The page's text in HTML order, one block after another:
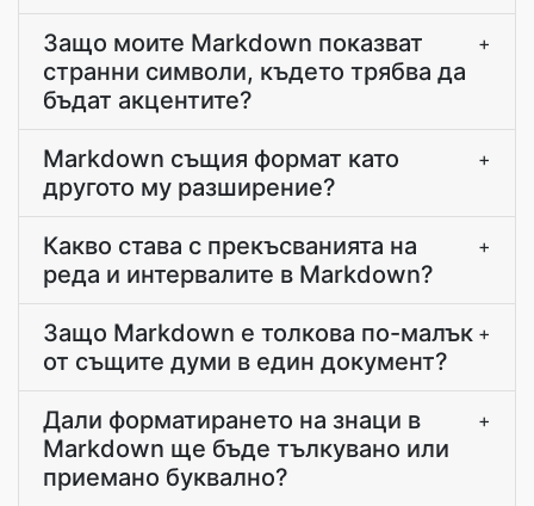
Защо моите Markdown показват
странни символи, където трябва да
бъдат акцентите?
+
Markdown същия формат като
другото му разширение?
+
Какво става с прекъсванията на
реда и интервалите в Markdown?
+
Защо Markdown е толкова по-малък
от същите думи в един документ?
+
Дали форматирането на знаци в
Markdown ще бъде тълкувано или
приемано буквално?
+